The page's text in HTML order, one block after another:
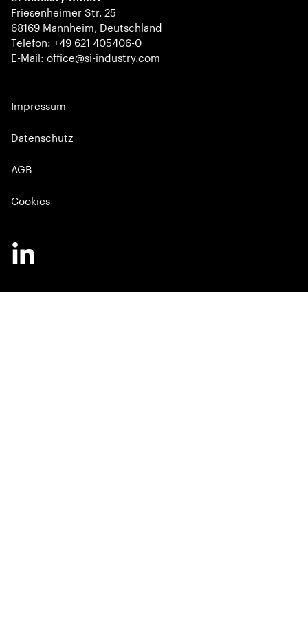
Friesenheimer Str. 25
68169 Mannheim, Deutschland
Telefon: +49 621 405406-0
E-Mail: office@si-industry.com
Impressum
Datenschutz
AGB
Cookies